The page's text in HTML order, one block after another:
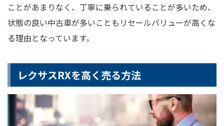
ことがあまりなく、丁寧に乗られていることが多いため、
状態の良い中古車が多いこともリセールバリューが高くな
る理由となっています。
レクサスRXを高く売る方法